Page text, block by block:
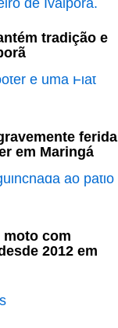
tradição e
ferida
em Maringá
moto com
2012 em